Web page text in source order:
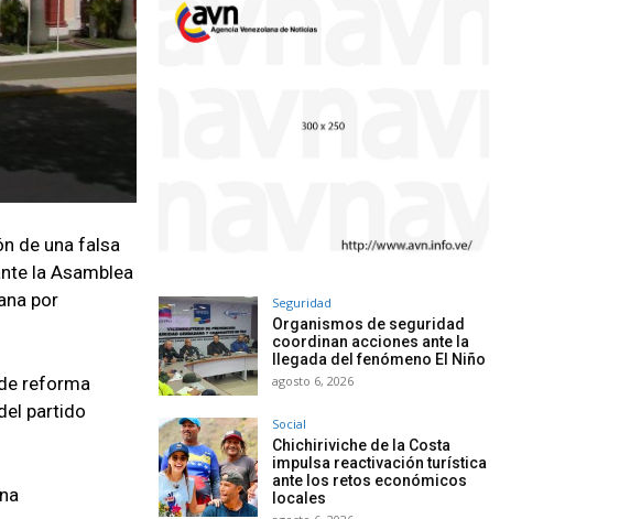
de una falsa
la Asamblea
por
reforma
partido
Seguridad
Organismos de seguridad
coordinan acciones ante la
llegada del fenómeno El Niño
agosto 6, 2026
Social
Chichiriviche de la Costa
impulsa reactivación turística
ante los retos económicos
locales